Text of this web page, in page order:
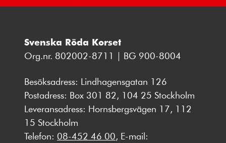
Svenska Röda Korset
Org.nr. 802002-8711 | BG 900-8004
Besöksadress: Lindhagensgatan 126
Postadress: Box 301 82, 104 25 Stockholm
Leveransadress: Hornsbergsvägen 17, 112
15 Stockholm
Telefon: 08-452 46 00, E-mail: